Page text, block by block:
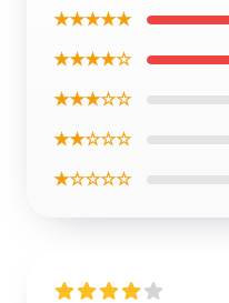
★★★★★
★★★★☆
★★★☆☆
★★☆☆☆
★☆☆☆☆